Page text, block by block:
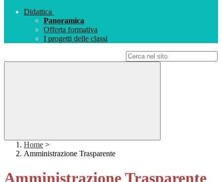
Didattica
Panoramica
Offerta formativa
I progetti delle classi
Home >
Amministrazione Trasparente
Amministrazione Trasparente